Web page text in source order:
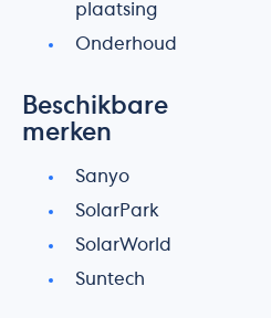
plaatsing
Onderhoud
Beschikbare
merken
Sanyo
SolarPark
SolarWorld
Suntech